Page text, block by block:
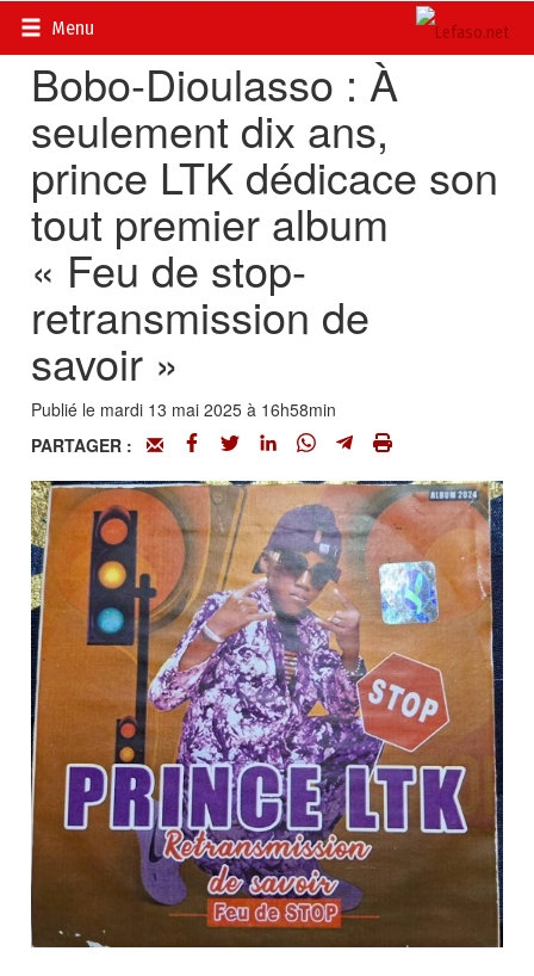
Menu
Accueil>
Bobo-Dioulasso : À
seulement dix ans,
prince LTK dédicace son
tout premier album
« Feu de stop-
retransmission de
savoir »
Publié le mardi 13 mai 2025 à 16h58min
PARTAGER :